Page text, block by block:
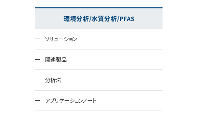
環境分析/水質分析/PFAS
ソリューション
関連製品
分析法
アプリケーションノート